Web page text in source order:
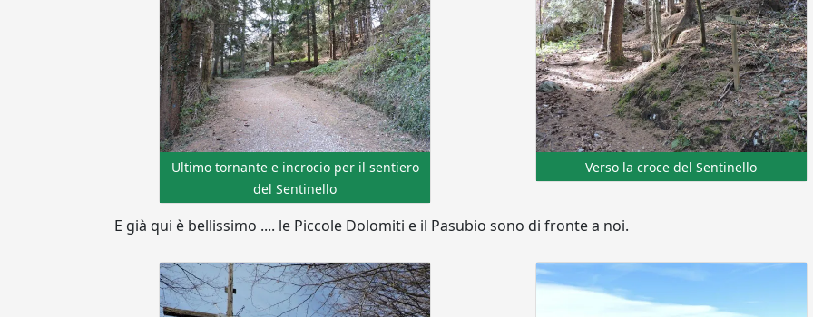
Ultimo tornante e incrocio per il sentiero
del Sentinello
Verso la croce del Sentinello
E già qui è bellissimo .... le Piccole Dolomiti e il Pasubio sono di fronte a noi.